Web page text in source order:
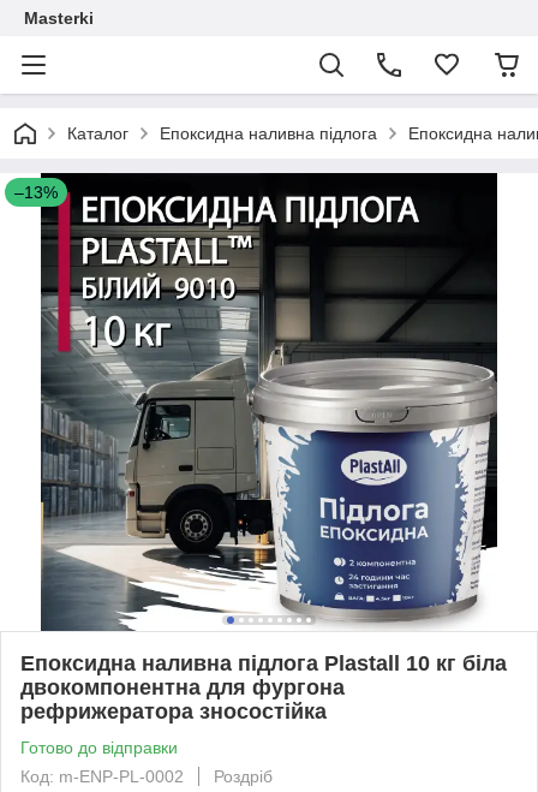
Masterki
Каталог Епоксидна наливна підлога Епоксидна
–13%
Епоксидна наливна підлога Plastall 10 кг біла
двокомпонентна для фургона
рефрижератора зносостійка
Готово до відправки
Код: m-ENP-PL-0002
Роздріб